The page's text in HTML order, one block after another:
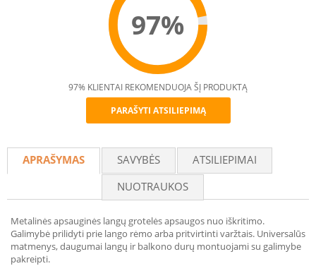
97%
Recommend
97% KLIENTAI REKOMENDUOJA ŠĮ PRODUKTĄ
PARAŠYTI ATSILIEPIMĄ
APRAŠYMAS SAVYBĖS
ATSILIEPIMAI
NUOTRAUKOS
Metalinės apsauginės langų grotelės apsaugos nuo iškritimo.
Galimybė prilidyti prie lango rėmo arba pritvirtinti varžtais. Universalūs
matmenys, daugumai langų ir balkono durų montuojami su galimybe
pakreipti.